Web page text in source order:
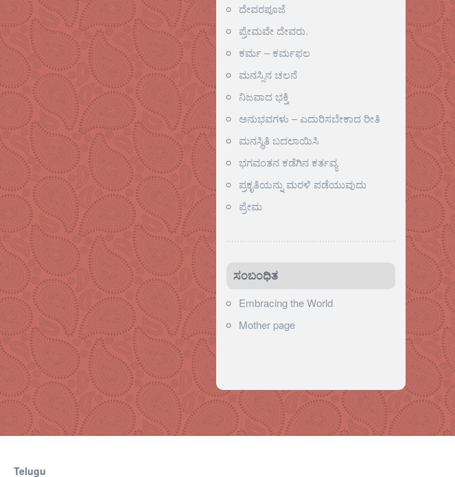
ದೇವರಪೂಜೆ
ಪ್ರೇಮವೇ ದೇವರು.
ಕರ್ಮ – ಕರ್ಮಫಲ
ಮನಸ್ಸಿನ ಚಲನೆ
ನಿಜವಾದ ಭಕ್ತಿ
ಅನುಭವಗಳು – ಎದುರಿಸಬೇಕಾದ ರೀತಿ
ಮನಸ್ಥಿತಿ ಬದಲಾಯಿಸಿ
ಭಗವಂತನ ಕಡೆಗಿನ ಕರ್ತವ್ಯ
ಪ್ರಕೃತಿಯನ್ನು ಮರಳಿ ಪಡೆಯುವುದು
ಪ್ರೇಮ
ಸಂಬಂಧಿತ
Embracing the World
Mother page
Telugu